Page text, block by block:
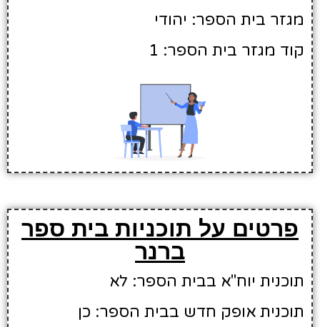
מגזר בית הספר: יהודי
קוד מגזר בית הספר: 1
פרטים על תוכניות בית ספר
ברנר
תוכנית יוח"א בבית הספר: לא
תוכנית אופק חדש בבית הספר: כן